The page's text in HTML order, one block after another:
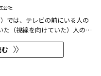
会社
では、テレビの前にいる人の
（視線を向けていた）人の割
体」ならびにREVISIOで定義
のテレビ番組ランキングを公開